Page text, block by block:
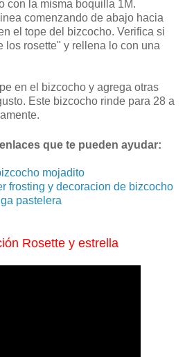
con la misma boquilla 1M.
comenzando de abajo hacia
el tope del bizcocho. Verifica si
los rosette" y rellena lo con una
en el bizcocho y agrega otras
Este bizcocho rinde para 28 a
que te pueden ayudar:
mojadito
frosting y decoracion de bizcocho
pastelera
Rosette y estrella